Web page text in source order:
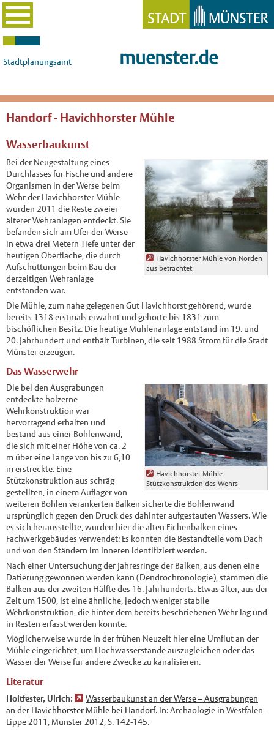
Stadtplanungsamt muenster.de
Handorf - Havichhorster Mühle
Wasserbaukunst
Havichhorster Mühle von Norden
aus betrachtet
Bei der Neugestaltung eines
Durchlasses für Fische und andere
Organismen in der Werse beim
Wehr der Havichhorster Mühle
wurden 2011 die Reste zweier
älterer Wehranlagen entdeckt. Sie
befanden sich am Ufer der Werse
in etwa drei Metern Tiefe unter der
heutigen Oberfläche, die durch
Aufschüttungen beim Bau der
derzeitigen Wehranlage
entstanden war.
Die Mühle, zum nahe gelegenen Gut Havichhorst gehörend, wurde
bereits 1318 erstmals erwähnt und gehörte bis 1831 zum
bischöflichen Besitz. Die heutige Mühlenanlage entstand im 19. und
20. Jahrhundert und enthält Turbinen, die seit 1988 Strom für die Stadt
Münster erzeugen.
Das Wasserwehr
Havichhorster Mühle:
Stützkonstruktion des Wehrs
Die bei den Ausgrabungen
entdeckte hölzerne
Wehrkonstruktion war
hervorragend erhalten und
bestand aus einer Bohlenwand,
die sich mit einer Höhe von ca. 2
m über eine Länge von bis zu 6,10
m erstreckte. Eine
Stützkonstruktion aus schräg
gestellten, in einem Auflager von
weiteren Bohlen verankerten Balken sicherte die Bohlenwand
ursprünglich gegen den Druck des dahinter aufgestauten Wassers. Wie
es sich herausstellte, wurden hier die alten Eichenbalken eines
Fachwerkgebäudes verwendet: Es konnten die Bestandteile vom Dach
und von den Ständern im Inneren identifiziert werden.
Nach einer Untersuchung der Jahresringe der Balken, aus denen eine
Datierung gewonnen werden kann (Dendrochronologie), stammen die
Balken aus der zweiten Hälfte des 16. Jahrhunderts. Etwas älter, aus der
Zeit um 1500, ist eine ähnliche, jedoch weniger stabile
Wehrkonstruktion, die hinter dem bereits beschriebenen Wehr lag und
in Resten erfasst werden konnte.
Möglicherweise wurde in der frühen Neuzeit hier eine Umflut an der
Mühle eingerichtet, um Hochwasserstände auszugleichen oder das
Wasser der Werse für andere Zwecke zu kanalisieren.
Literatur
Holtfester, Ulrich:
Wasserbaukunst an der Werse – Ausgrabungen
an der Havichhorster Mühle bei Handorf. In: Archäologie in Westfalen-
Lippe 2011, Münster 2012, S. 142-145.